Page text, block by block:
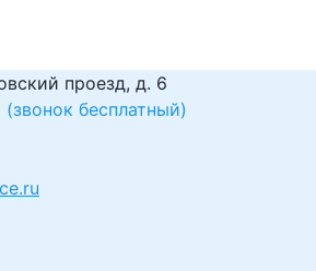
проезд, д. 6
бесплатный)